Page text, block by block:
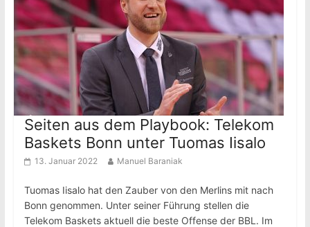
Seiten aus dem Playbook: Telekom
Baskets Bonn unter Tuomas Iisalo
13. Januar 2022 Manuel Baraniak
Tuomas Iisalo hat den Zauber von den Merlins mit nach
Bonn genommen. Unter seiner Führung stellen die
Telekom Baskets aktuell die beste Offense der BBL. Im